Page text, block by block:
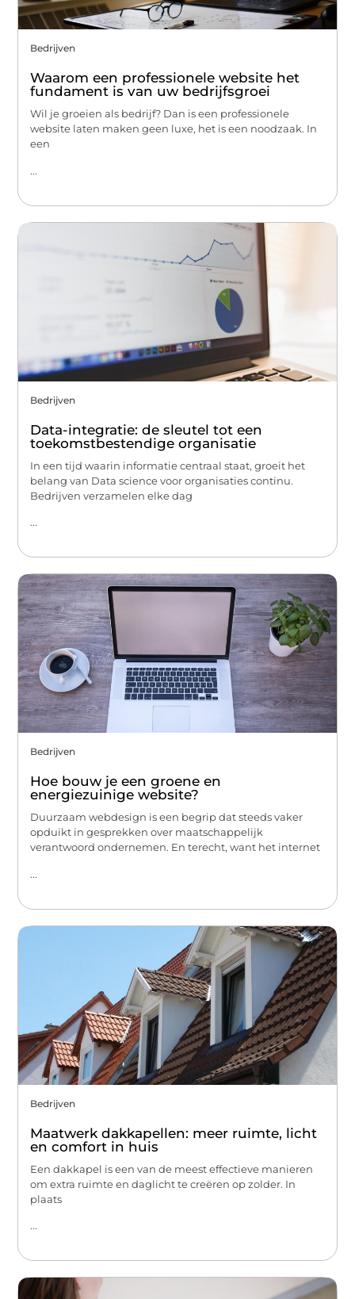
Bedrijven
Waarom een professionele website het
fundament is van uw bedrijfsgroei
Wil je groeien als bedrijf? Dan is een professionele
website laten maken geen luxe, het is een noodzaak. In
een
...
Bedrijven
Data-integratie: de sleutel tot een
toekomstbestendige organisatie
In een tijd waarin informatie centraal staat, groeit het
belang van Data science voor organisaties continu.
Bedrijven verzamelen elke dag
...
Bedrijven
Hoe bouw je een groene en
energiezuinige website?
Duurzaam webdesign is een begrip dat steeds vaker
opduikt in gesprekken over maatschappelijk
verantwoord ondernemen. En terecht, want het internet
...
Bedrijven
Maatwerk dakkapellen: meer ruimte, licht
en comfort in huis
Een dakkapel is een van de meest effectieve manieren
om extra ruimte en daglicht te creëren op zolder. In
plaats
...